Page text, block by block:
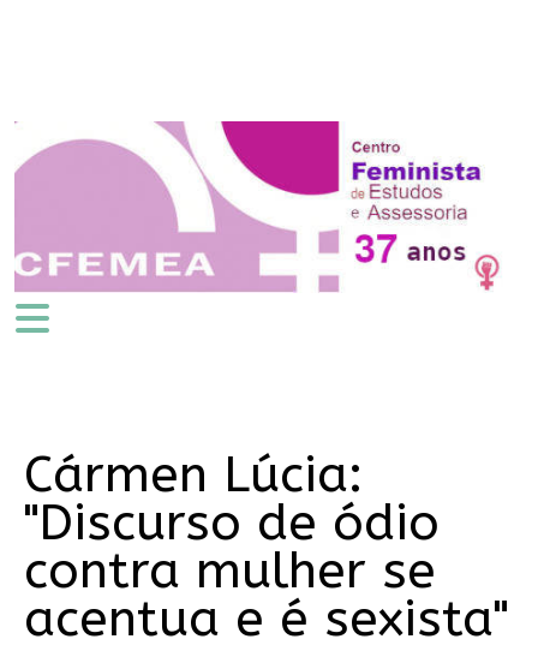
Cármen Lúcia:
"Discurso de ódio
contra mulher se
acentua e é sexista"